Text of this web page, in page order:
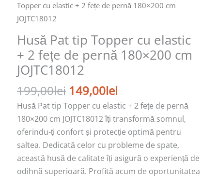
Topper cu elastic + 2 fețe de pernă 180×200 cm
JOJTC18012
Husă Pat tip Topper cu elastic
+ 2 fețe de pernă 180×200 cm
JOJTC18012
199,00lei 149,00lei
Husă Pat tip Topper cu elastic + 2 fețe de pernă
180×200 cm JOJTC18012 îți transformă somnul,
oferindu-ți confort și protecție optimă pentru
saltea. Dedicată celor cu probleme de spate,
această husă de calitate îți asigură o experiență de
odihnă superioară. Profită acum de oportunitatea